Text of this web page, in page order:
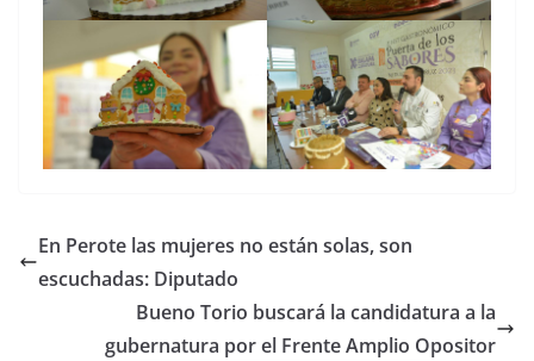
En Perote las mujeres no están solas, son
escuchadas: Diputado
Bueno Torio buscará la candidatura a la
gubernatura por el Frente Amplio Opositor